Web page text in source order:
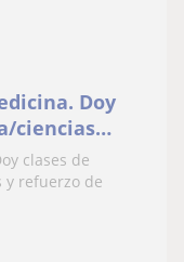
Doy
ciencias
y eso
clases de
refuerzo de